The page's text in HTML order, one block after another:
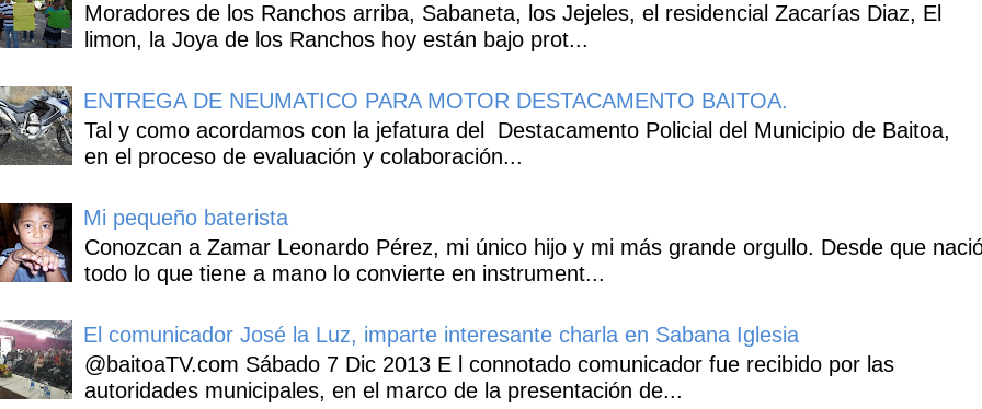
Moradores de los Ranchos arriba, Sabaneta, los Jejeles, el residencial Zacarías Diaz, El
limon, la Joya de los Ranchos hoy están bajo prot...
ENTREGA DE NEUMATICO PARA MOTOR DESTACAMENTO BAITOA.
Tal y como acordamos con la jefatura del Destacamento Policial del Municipio de Baitoa,
en el proceso de evaluación y colaboración...
Mi pequeño baterista
Conozcan a Zamar Leonardo Pérez, mi único hijo y mi más grande orgullo. Desde que
todo lo que tiene a mano lo convierte en instrument...
El comunicador José la Luz, imparte interesante charla en Sabana Iglesia
@baitoaTV.com Sábado 7 Dic 2013 E l connotado comunicador fue recibido por las
autoridades municipales, en el marco de la presentación de...